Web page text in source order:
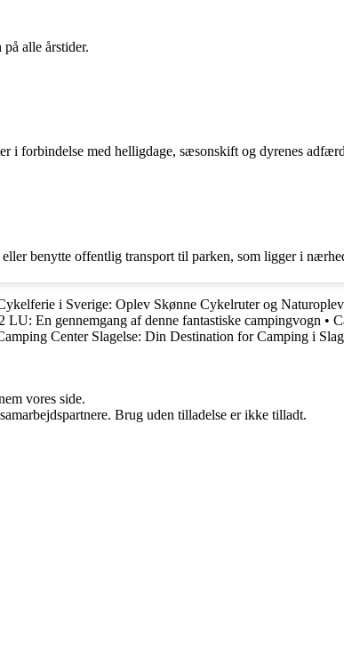
alle årstider.
i forbindelse med helligdage, sæsonskift og dyrenes
benytte offentlig transport til parken, som ligger i
i Sverige: Oplev Skønne Cykelruter og
LU: En gennemgang af denne fantastiske campingvogn •
Center Slagelse: Din Destination for Camping i
vores side.
Brug uden tilladelse er ikke tilladt.